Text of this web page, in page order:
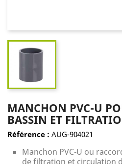
MANCHON PVC-U
BASSIN ET
Référence : AUG-904021
Manchon PVC-U ou
de filtration et circulation